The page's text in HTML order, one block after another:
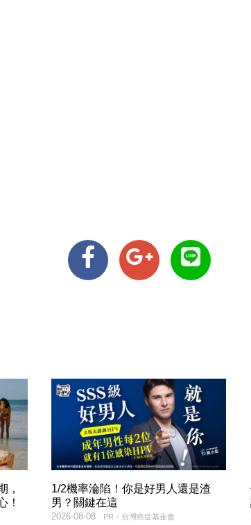
，
！
1/2機率淪陷！你是好男人還是渣
男？關鍵在這
PR・台灣癌症基金會
2026-08-08